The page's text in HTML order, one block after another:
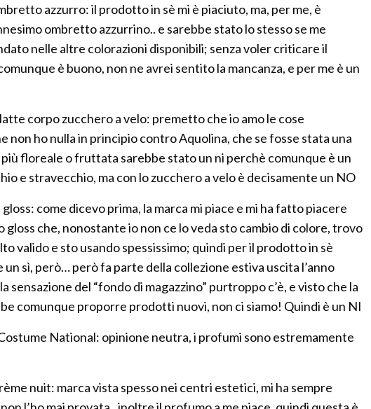
azzurro: il prodotto in sè mi è piaciuto, ma, per me, è
ombretto azzurrino.. e sarebbe stato lo stesso se me
nelle altre colorazioni disponibili; senza voler criticare il
è buono, non ne avrei sentito la mancanza, e per me è un
corpo zucchero a velo: premetto che io amo le cose
non ho nulla in principio contro Aquolina, che se fosse stata una
floreale o fruttata sarebbe stato un ni perchè comunque è un
e stravecchio, ma con lo zucchero a velo è decisamente un NO
gloss: come dicevo prima, la marca mi piace e mi ha fatto piacere
che, nonostante io non ce lo veda sto cambio di colore, trovo
valido e sto usando spessissimo; quindi per il prodotto in sè
un sì, però… però fa parte della collezione estiva uscita l’anno
sensazione del “fondo di magazzino” purtroppo c’è, e visto che la
comunque proporre prodotti nuovi, non ci siamo! Quindi è un NI
National: opinione neutra, i profumi sono estremamente
nuit: marca vista spesso nei centri estetici, mi ha sempre